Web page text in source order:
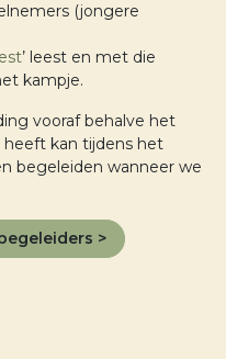
(jongere
’ leest en met die
kampje.
vooraf behalve het
heeft kan tijdens het
begeleiden wanneer we
>